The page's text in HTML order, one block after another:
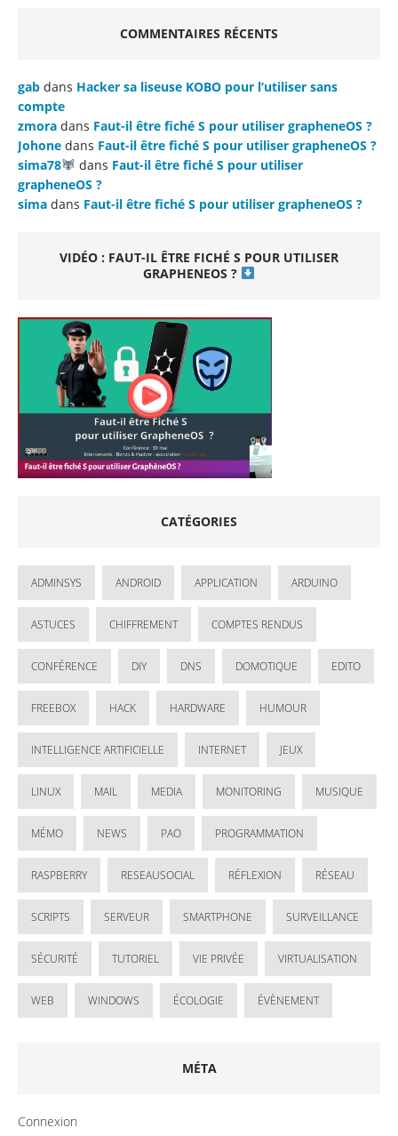
COMMENTAIRES RÉCENTS
gab dans Hacker sa liseuse KOBO pour l’utiliser sans
compte
zmora dans Faut-il être fiché S pour utiliser grapheneOS ?
Johone dans Faut-il être fiché S pour utiliser grapheneOS ?
sima78
dans Faut-il être fiché S pour utiliser
grapheneOS ?
sima dans Faut-il être fiché S pour utiliser grapheneOS ?
VIDÉO : FAUT-IL ÊTRE FICHÉ S POUR UTILISER
GRAPHENEOS ?
CATÉGORIES
ADMINSYS ANDROID APPLICATION ARDUINO
ASTUCES CHIFFREMENT COMPTES RENDUS
CONFÉRENCE DIY DNS DOMOTIQUE EDITO
FREEBOX HACK HARDWARE HUMOUR
INTELLIGENCE ARTIFICIELLE INTERNET JEUX
LINUX MAIL MEDIA MONITORING MUSIQUE
MÉMO NEWS PAO PROGRAMMATION
RASPBERRY RESEAUSOCIAL RÉFLEXION RÉSEAU
SCRIPTS SERVEUR SMARTPHONE SURVEILLANCE
SÉCURITÉ TUTORIEL VIE PRIVÉE VIRTUALISATION
WEB WINDOWS ÉCOLOGIE ÉVÈNEMENT
MÉTA
Connexion